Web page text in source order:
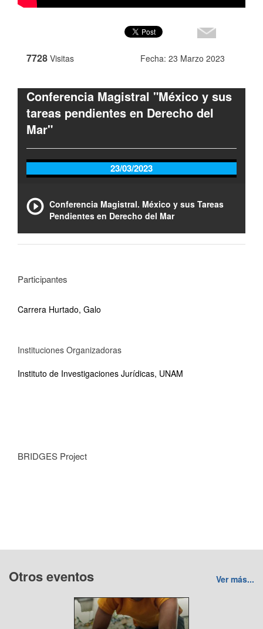
7728 Visitas Fecha: 23 Marzo 2023
Conferencia Magistral "México y sus
tareas pendientes en Derecho del
Mar"
23/03/2023
Conferencia Magistral. México y sus Tareas
Pendientes en Derecho del Mar
Participantes
Carrera Hurtado, Galo
Instituciones Organizadoras
Instituto de Investigaciones Jurídicas, UNAM
BRIDGES Project
Otros eventos Ver más...